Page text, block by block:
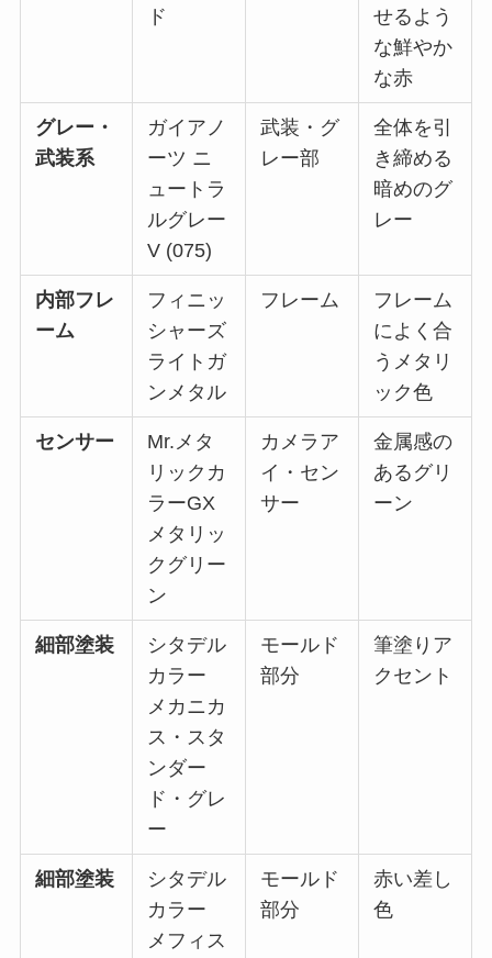
ド
せるよう
な鮮やか
な赤
グレー・
武装系
ガイアノ
ーツ ニ
ュートラ
ルグレー
V (075)
武装・グ
レー部
全体を引
き締める
暗めのグ
レー
内部フレ
ーム
フィニッ
シャーズ
ライトガ
ンメタル
フレーム
フレーム
によく合
うメタリ
ック色
センサー
Mr.メタ
リックカ
ラーGX
メタリッ
クグリー
ン
カメラア
イ・セン
サー
金属感の
あるグリ
ーン
細部塗装
シタデル
カラー
メカニカ
ス・スタ
ンダー
ド・グレ
ー
モールド
部分
筆塗りア
クセント
細部塗装
シタデル
カラー
メフィス
モールド
部分
赤い差し
色